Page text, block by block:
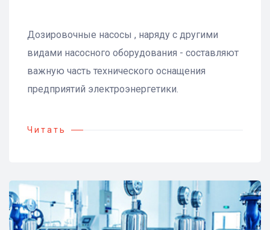
Дозировочные насосы , наряду с другими
видами насосного оборудования - составляют
важную часть технического оснащения
предприятий электроэнергетики.
Читать